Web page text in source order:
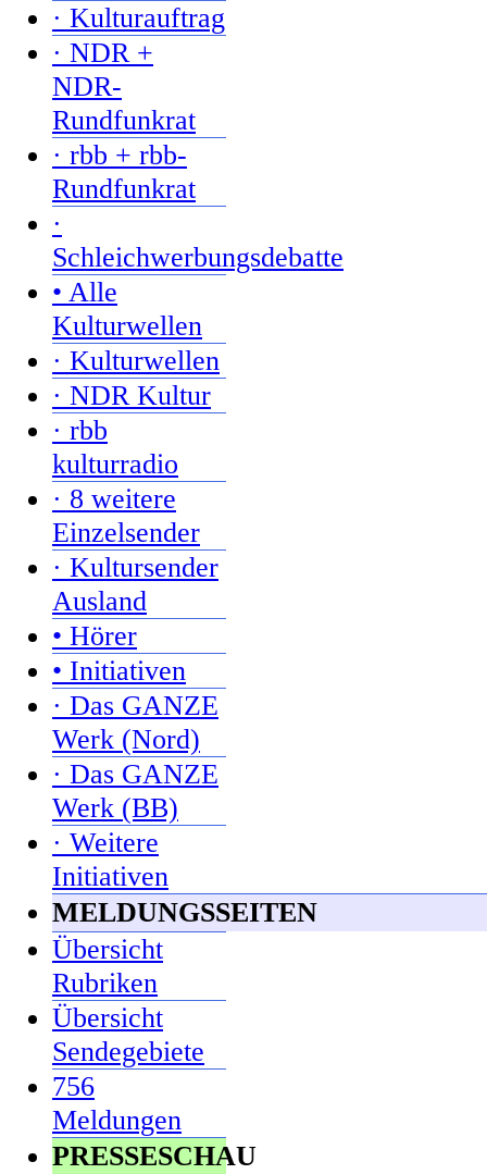
· Kulturauftrag
· NDR +
NDR-
Rundfunkrat
· rbb + rbb-
Rundfunkrat
·
Schleichwerbungsdebatte
• Alle
Kulturwellen
· Kulturwellen
· NDR Kultur
· rbb
kulturradio
· 8 weitere
Einzelsender
· Kultursender
Ausland
• Hörer
• Initiativen
· Das GANZE
Werk (Nord)
· Das GANZE
Werk (BB)
· Weitere
Initiativen
MELDUNGSSEITEN
Übersicht
Rubriken
Übersicht
Sendegebiete
756
Meldungen
PRESSESCHAU